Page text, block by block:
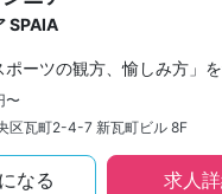
SPAIA
ポーツの観方、愉しみ方」
〜
区瓦町2-4-7 新瓦町ビル 8F
なる 求人